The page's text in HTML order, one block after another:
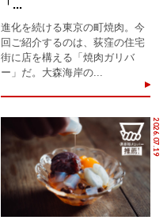
「...
進化を続ける東京の町焼肉。今
回ご紹介するのは、荻窪の住宅
街に店を構える「焼肉ガリバ
ー」だ。大森海岸の...
2026.07.19